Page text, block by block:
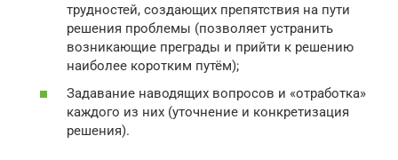
трудностей, создающих препятствия на пути
решения проблемы (позволяет устранить
возникающие преграды и прийти к решению
наиболее коротким путём);
Задавание наводящих вопросов и «отработка»
каждого из них (уточнение и конкретизация
решения).